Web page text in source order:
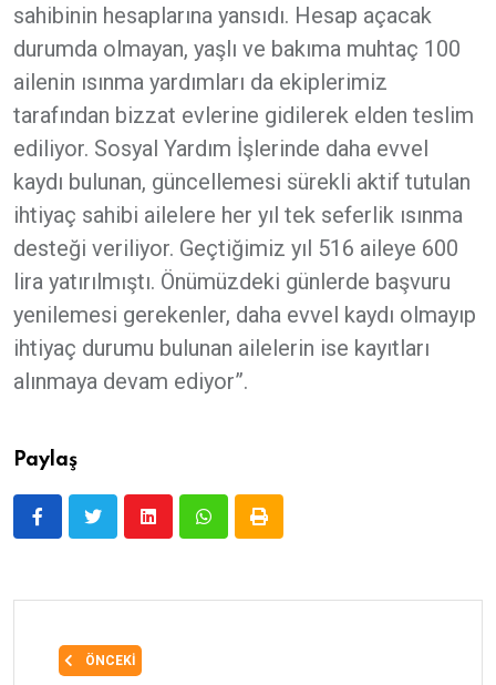
sahibinin hesaplarına yansıdı. Hesap açacak
durumda olmayan, yaşlı ve bakıma muhtaç 100
ailenin ısınma yardımları da ekiplerimiz
tarafından bizzat evlerine gidilerek elden teslim
ediliyor. Sosyal Yardım İşlerinde daha evvel
kaydı bulunan, güncellemesi sürekli aktif tutulan
ihtiyaç sahibi ailelere her yıl tek seferlik ısınma
desteği veriliyor. Geçtiğimiz yıl 516 aileye 600
lira yatırılmıştı. Önümüzdeki günlerde başvuru
yenilemesi gerekenler, daha evvel kaydı olmayıp
ihtiyaç durumu bulunan ailelerin ise kayıtları
alınmaya devam ediyor”.
Paylaş
ÖNCEKI